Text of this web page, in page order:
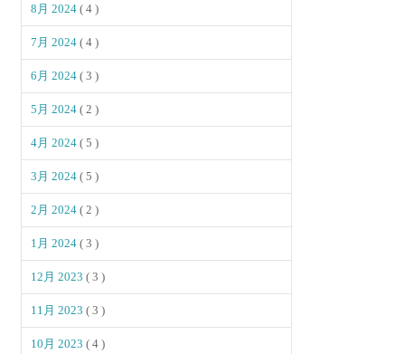
8月 2024( 4 )
7月 2024( 4 )
6月 2024( 3 )
5月 2024( 2 )
4月 2024( 5 )
3月 2024( 5 )
2月 2024( 2 )
1月 2024( 3 )
12月 2023( 3 )
11月 2023( 3 )
10月 2023( 4 )